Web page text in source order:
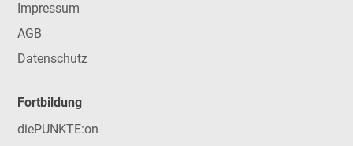
Impressum
AGB
Datenschutz
Fortbildung
diePUNKTE:on